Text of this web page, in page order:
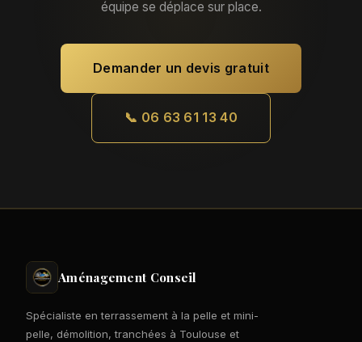
équipe se déplace sur place.
Demander un devis gratuit
📞 06 63 61 13 40
Aménagement Conseil
Spécialiste en terrassement à la pelle et mini-
pelle, démolition, tranchées à Toulouse et